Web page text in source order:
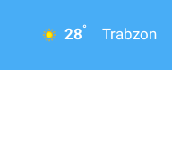
28° Trabzon